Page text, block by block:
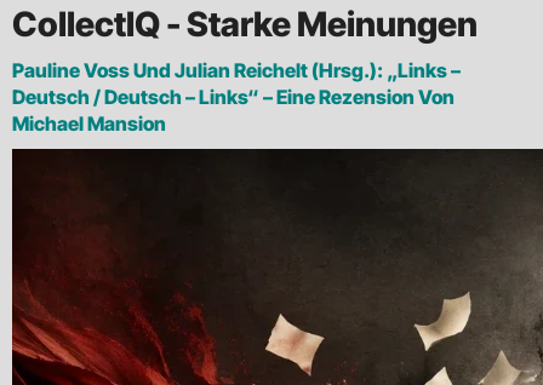
CollectIQ - Starke Meinungen
Pauline Voss Und Julian Reichelt (Hrsg.): „Links –
Deutsch / Deutsch – Links“ – Eine Rezension Von
Michael Mansion